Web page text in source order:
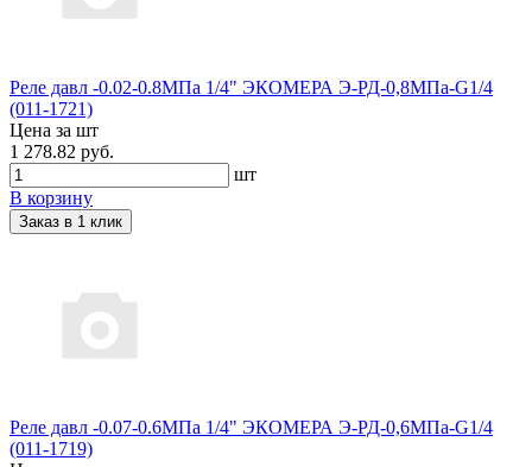
Реле давл -0.02-0.8МПа 1/4" ЭКОМЕРА Э-РД-0,8МПа-G1/4
(011-1721)
Цена за шт
1 278.82 руб.
шт
В корзину
Заказ в 1 клик
Реле давл -0.07-0.6МПа 1/4" ЭКОМЕРА Э-РД-0,6МПа-G1/4
(011-1719)